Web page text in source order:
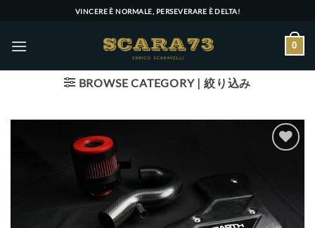
content
VINCERE È NORMALE, PERSEVERARE È DELTA!
0
BROWSE CATEGORY | 絞り込み